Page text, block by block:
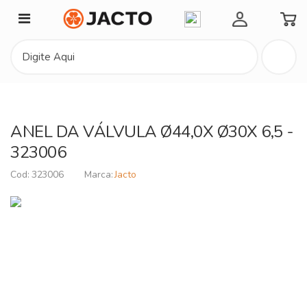
Minha Conta
ANEL DA VÁLVULA Ø44,0X Ø30X 6,5 -
323006
323006 Jacto